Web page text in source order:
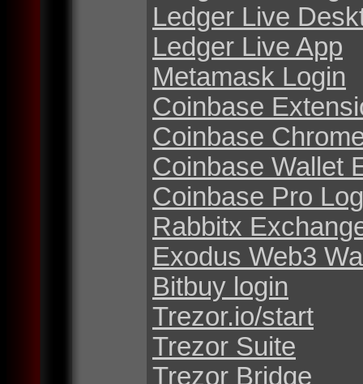
Ledger Live
Ledger Live App
Metamask Login
Coinbase
Coinbase
Coinbase Wallet
Coinbase Pro
Rabbitx
Exodus Web3
Bitbuy login
Trezor.io/start
Trezor Suite
Trezor Bridge